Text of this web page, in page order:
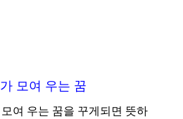
모여 우는 꿈
여 우는 꿈을 꾸게되면 뜻하